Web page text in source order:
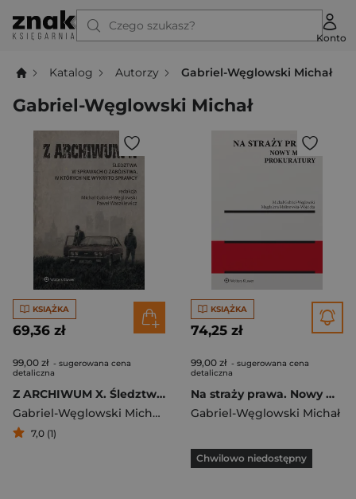
Czego szukasz?
Konto
Katalog Autorzy Gabriel-Węglowski Michał
Gabriel-Węglowski Michał
KSIĄŻKA
69,36 zł
99,00 zł - sugerowana cena
detaliczna
Z ARCHIWUM X. Śledztwa w sprawach o zabójstwa, w których nie wykryto sprawcy
Gabriel-Węglowski Michał
Paweł Waszkiewicz
7,0 (1)
KSIĄŻKA
74,25 zł
99,00 zł - sugerowana cena
detaliczna
Na straży prawa. Nowy model Prokuratury
Gabriel-Węglowski Michał
Chwilowo niedostępny